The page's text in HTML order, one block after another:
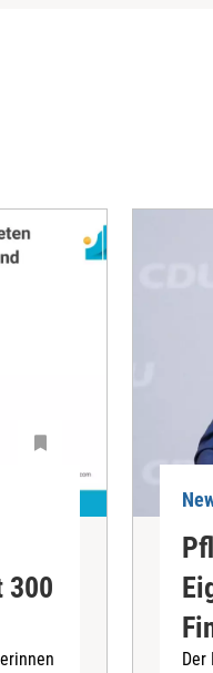
300
Der